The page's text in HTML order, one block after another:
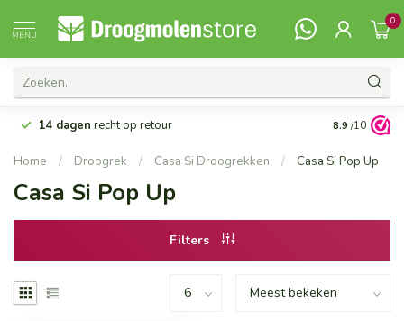
MENU
0
14 dagen recht op retour Vanaf 99,-
8.9 /10
Home / Droogrek / Casa Si Droogrekken / Casa Si Pop Up
Casa Si Pop Up
Filters